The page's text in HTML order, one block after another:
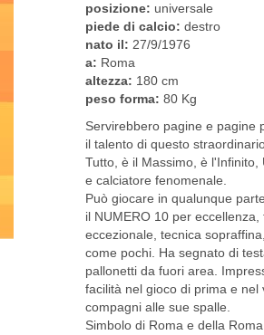
posizione: universale
piede di calcio: destro
nato il: 27/9/1976
a: Roma
altezza: 180 cm
peso forma: 80 Kg
Servirebbero pagine e pagine
il talento di questo
Tutto, è il Massimo, è l'Infinito,
e calciatore fenomenale.
Può giocare in qualunque
il NUMERO 10 per eccellenza,
eccezionale, tecnica
come pochi. Ha segnato di
pallonetti da fuori area.
facilità nel gioco di prima e nel
compagni alle sue spalle.
Simbolo di Roma e della